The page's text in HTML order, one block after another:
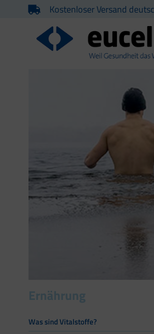
Kostenloser Versand
Ernährung
Was sind Vitalstoffe?